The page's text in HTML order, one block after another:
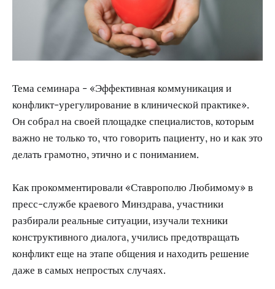
Тема семинара - «Эффективная коммуникация и
конфликт-урегулирование в клинической практике».
Он собрал на своей площадке специалистов, которым
важно не только то, что говорить пациенту, но и как это
делать грамотно, этично и с пониманием.
Как прокомментировали «Ставрополю Любимому» в
пресс-службе краевого Минздрава, участники
разбирали реальные ситуации, изучали техники
конструктивного диалога, учились предотвращать
конфликт еще на этапе общения и находить решение
даже в самых непростых случаях.